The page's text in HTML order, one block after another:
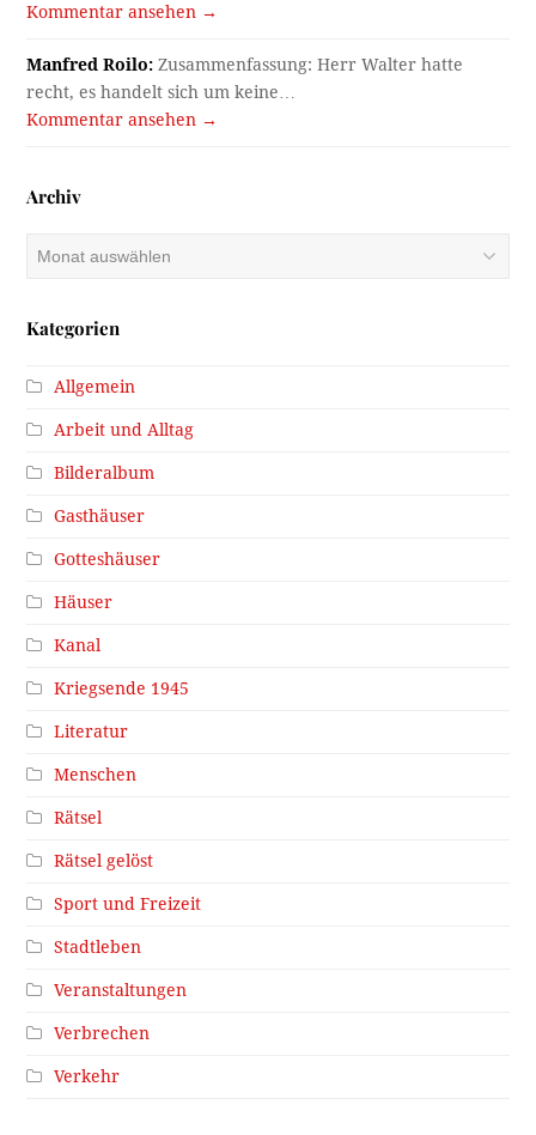
Kommentar ansehen →
Manfred Roilo: Zusammenfassung: Herr Walter hatte
recht, es handelt sich um keine…
Kommentar ansehen →
Archiv
Kategorien
Allgemein
Arbeit und Alltag
Bilderalbum
Gasthäuser
Gotteshäuser
Häuser
Kanal
Kriegsende 1945
Literatur
Menschen
Rätsel
Rätsel gelöst
Sport und Freizeit
Stadtleben
Veranstaltungen
Verbrechen
Verkehr